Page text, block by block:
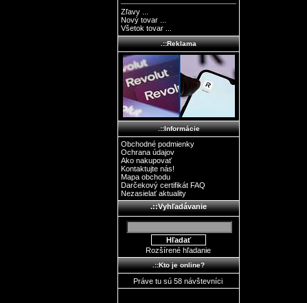
Zľavy ...
Nový tovar ...
Všetok tovar ...
.::Reklama
.::Informácie
Obchodné podmienky
Ochrana údajov
Ako nakupovať
Kontaktujte nás!
Mapa obchodu
Darčekový certifikát FAQ
Nezasielať aktuality
.::Vyhľadávanie
Rozšírené hľadanie
.::Kto je online?
Práve tu sú 58 návštevníci